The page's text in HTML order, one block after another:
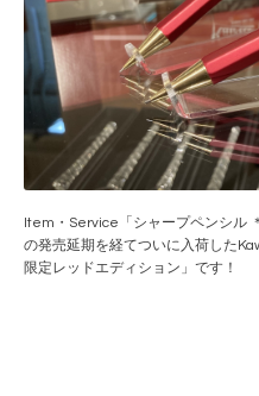
Item・Service「シャープペンシル
の発売延期を経てついに入荷した
限定レッドエディション」です！